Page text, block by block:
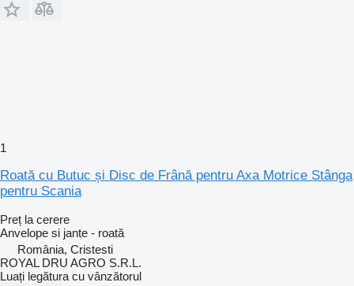
1
Roată cu Butuc și Disc de Frână pentru Axa Motrice Stânga
pentru Scania
Preț la cerere
Anvelope si jante - roată
România, Cristesti
ROYAL DRU AGRO S.R.L.
Luați legătura cu vânzătorul